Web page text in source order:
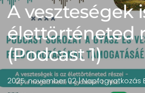
A veszteségek
élettörténeted
(Podcast 1)
2025. november 02| Napfogyatkozás